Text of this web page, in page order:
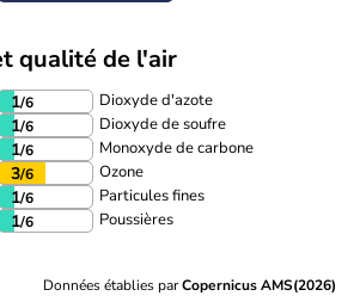
qualité de l'air
1/6 Dioxyde d'azote
1/6 Dioxyde de soufre
1/6 Monoxyde de carbone
3/6 Ozone
1/6 Particules fines
1/6 Poussières
Données établies parCopernicus AMS(2026)